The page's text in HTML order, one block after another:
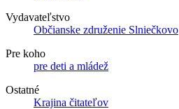
Vydavateľstvo
Občianske združenie Slniečkovo
Pre koho
pre deti a mládež
Ostatné
Krajina čitateľov